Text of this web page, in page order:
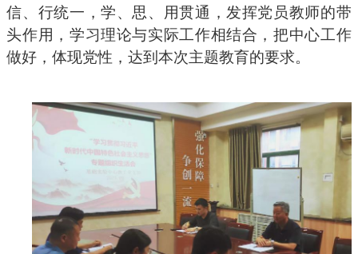
信、行统一，学、思、用贯通，发挥党员教师的带
头作用，学习理论与实际工作相结合，把中心工作
做好，体现党性，达到本次主题教育的要求。